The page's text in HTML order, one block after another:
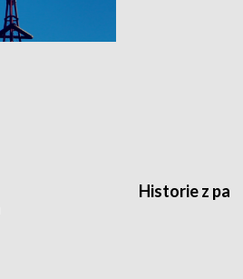
Historie z